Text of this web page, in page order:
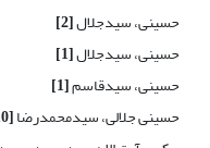
حسینی، سیدجلال[2]
حسینی، سیدجلال[1]
حسینی، سیدقاسم[1]
حسینی جلالی، سیدمحمدرضا[10]